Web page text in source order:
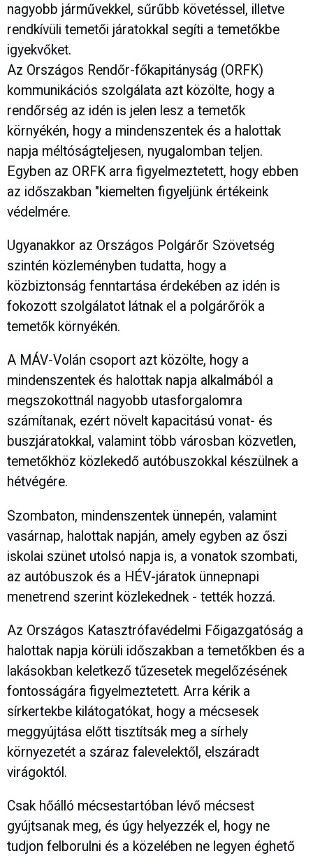
nagyobb járművekkel, sűrűbb követéssel, illetve
rendkívüli temetői járatokkal segíti a temetőkbe
igyekvőket.
Az Országos Rendőr-főkapitányság (ORFK)
kommunikációs szolgálata azt közölte, hogy a
rendőrség az idén is jelen lesz a temetők
környékén, hogy a mindenszentek és a halottak
napja méltóságteljesen, nyugalomban teljen.
Egyben az ORFK arra figyelmeztetett, hogy ebben
az időszakban "kiemelten figyeljünk értékeink
védelmére.
Ugyanakkor az Országos Polgárőr Szövetség
szintén közleményben tudatta, hogy a
közbiztonság fenntartása érdekében az idén is
fokozott szolgálatot látnak el a polgárőrök a
temetők környékén.
A MÁV-Volán csoport azt közölte, hogy a
mindenszentek és halottak napja alkalmából a
megszokottnál nagyobb utasforgalomra
számítanak, ezért növelt kapacitású vonat- és
buszjáratokkal, valamint több városban közvetlen,
temetőkhöz közlekedő autóbuszokkal készülnek a
hétvégére.
Szombaton, mindenszentek ünnepén, valamint
vasárnap, halottak napján, amely egyben az őszi
iskolai szünet utolsó napja is, a vonatok szombati,
az autóbuszok és a HÉV-járatok ünnepnapi
menetrend szerint közlekednek - tették hozzá.
Az Országos Katasztrófavédelmi Főigazgatóság a
halottak napja körüli időszakban a temetőkben és a
lakásokban keletkező tűzesetek megelőzésének
fontosságára figyelmeztetett. Arra kérik a
sírkertekbe kilátogatókat, hogy a mécsesek
meggyújtása előtt tisztítsák meg a sírhely
környezetét a száraz falevelektől, elszáradt
virágoktól.
Csak hőálló mécsestartóban lévő mécsest
gyújtsanak meg, és úgy helyezzék el, hogy ne
tudjon felborulni és a közelében ne legyen éghető